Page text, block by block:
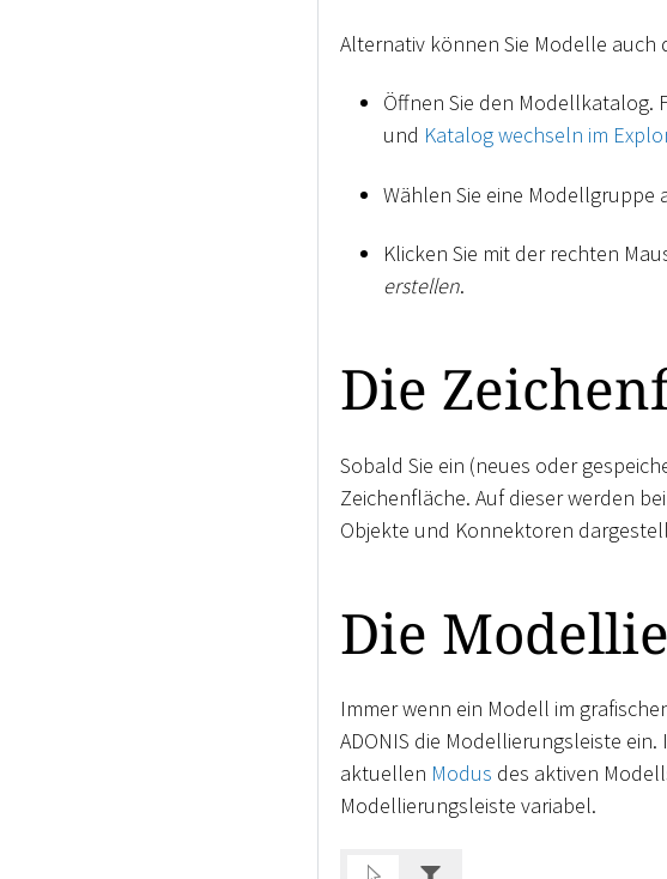
Alternativ können Sie Modelle
Öffnen Sie den Modellkatalog.
und Katalog wechseln im
Wählen Sie eine
Klicken Sie mit der rechten
erstellen.
Die
Sobald Sie ein (neues oder
Zeichenfläche. Auf dieser werden
Objekte und Konnektoren
Die
Immer wenn ein Modell im
ADONIS die Modellierungsleiste
aktuellen Modus des aktiven
Modellierungsleiste variabel.